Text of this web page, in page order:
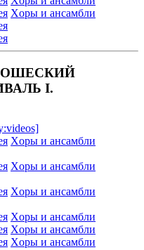
Xоры и ансамбли
I.
Xоры и ансамбли
Xоры и ансамбли
Xоры и ансамбли
Xоры и ансамбли
Xоры и ансамбли
Xоры и ансамбли